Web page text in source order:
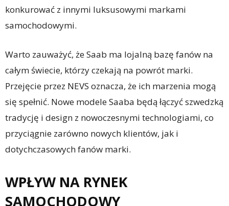
konkurować z innymi luksusowymi markami
samochodowymi.
Warto zauważyć, że Saab ma lojalną bazę fanów na
całym świecie, którzy czekają na powrót marki.
Przejęcie przez NEVS oznacza, że ​​ich marzenia mogą
się spełnić. Nowe modele Saaba będą łączyć szwedzką
tradycję i design z nowoczesnymi technologiami, co
przyciągnie zarówno nowych klientów, jak i
dotychczasowych fanów marki.
WPŁYW NA RYNEK
SAMOCHODOWY